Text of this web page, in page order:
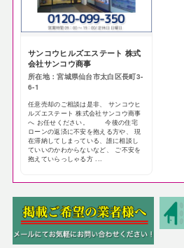
サンコウヒルズエステート 株式
会社サンコウ商事
所在地：宮城県仙台市太白区長町3-
6-1
任意売却のご相談は是非、 サンコウヒ
ルズエステート 株式会社サンコウ商事
へ お任せください。 今後の住宅
ローンの返済に不安を抱える方や、 現
在滞納してしまっている、誰に相談し
ていいのかわからないなど、 ご不安を
抱えていらっしゃる方 ...